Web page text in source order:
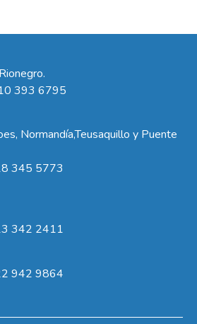
393 6795
Normandía,Teusaquillo y Puente
345 5773
342 2411
942 9864